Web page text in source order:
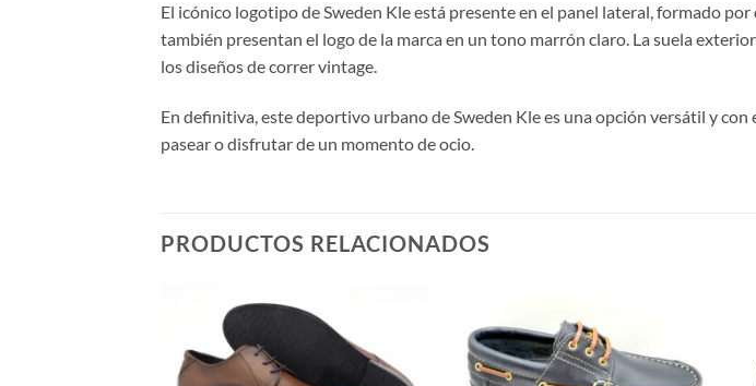
El icónico logotipo de Sweden Kle está presente en el panel lateral, formado
también presentan el logo de la marca en un tono marrón claro. La suela
los diseños de correr vintage.
En definitiva, este deportivo urbano de Sweden Kle es una opción versátil y
pasear o disfrutar de un momento de ocio.
PRODUCTOS RELACIONADOS